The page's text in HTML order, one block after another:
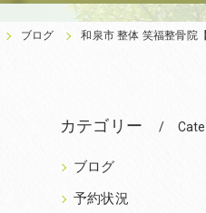
ブログ 和泉市 整体 笑福整骨院
カテゴリー
ブログ
予約状況